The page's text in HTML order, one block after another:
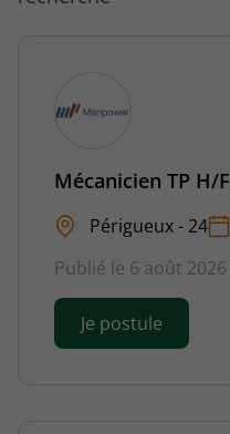
Mécanicien TP H/F
Périgueux - 24
Publié le 6 août 2026
Je postule